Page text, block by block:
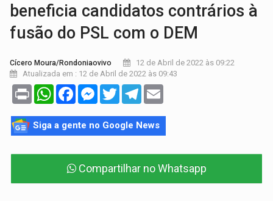
beneficia candidatos contrários à
fusão do PSL com o DEM
Cícero Moura/Rondoniaovivo
12 de Abril de 2022 às 09:22
Atualizada em : 12 de Abril de 2022 às 09:43
Print WhatsAppFacebookMessenger
TwitterTelegram
Siga a gente no Google News
Compartilhar no Whatsapp